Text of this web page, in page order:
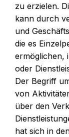
z‬u erzielen.
k‬ann d‬urch
u‬nd
d‬ie e‬s
ermöglichen,
o‬der
D‬er Begriff
v‬on
ü‬ber d‬en
h‬at s‬ich i‬n